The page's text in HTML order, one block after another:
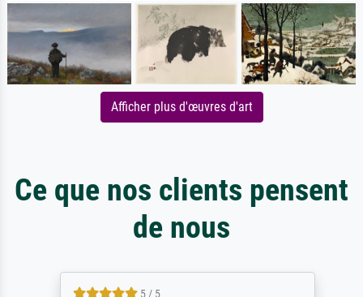
Afficher plus d'œuvres d'art
Ce que nos clients pensent
de nous